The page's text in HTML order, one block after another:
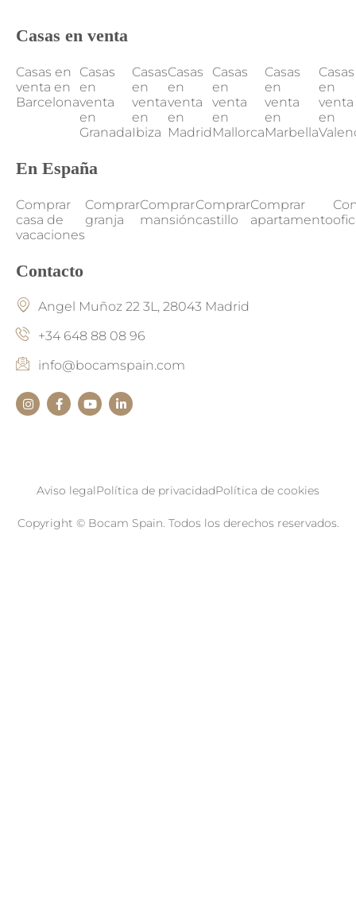
Casas en venta
Casas en
venta en
Barcelona
Casas
en
venta
en
Granada
Casas
en
venta
en
Ibiza
Casas
en
venta
en
Madrid
Casas
en
venta
en
Mallorca
Casas
en
venta
en
Marbella
Casas
en
venta
en
En España
Comprar
casa de
vacaciones
Comprar
granja
Comprar
mansión
Comprar
castillo
Comprar
apartamento
Contacto
Angel Muñoz 22 3L, 28043 Madrid
+34 648 88 08 96
info@bocamspain.com
Aviso legalPolítica de privacidadPolítica de cookies
Copyright © Bocam Spain. Todos los derechos reservados.